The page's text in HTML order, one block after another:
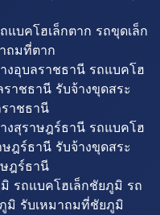
แบคโฮเล็กตาก รถขุดเล็ก
ถมที่ตาก
งอุบลราชธานี รถแบคโฮ
าชธานี รับจ้างขุดสระ
าชธานี
งสุราษฎร์ธานี รถแบคโฮ
ฎร์ธานี รับจ้างขุดสระ
ฎร์ธานี
รถแบคโฮเล็กชัยภูมิ รถ
มิ รับเหมาถมที่ชัยภูมิ